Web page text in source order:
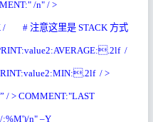
/n" / >
/ #注意这里是STACK 方式
/
/ >
/ > COMMENT:"LAST
:%M')/n" –Y